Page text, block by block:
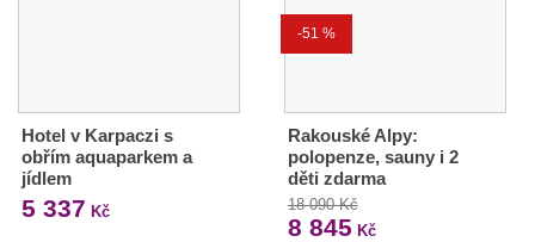
Hotel v Karpaczi s
obřím aquaparkem a
jídlem
5 337 Kč
-51 %
Rakouské Alpy:
polopenze, sauny i 2
děti zdarma
18 090 Kč
8 845 Kč